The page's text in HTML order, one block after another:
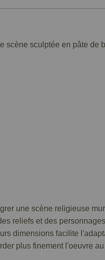
sculptée en pâte
une scène religieuse
reliefs et des
dimensions facilite
plus finement l'oeuvre